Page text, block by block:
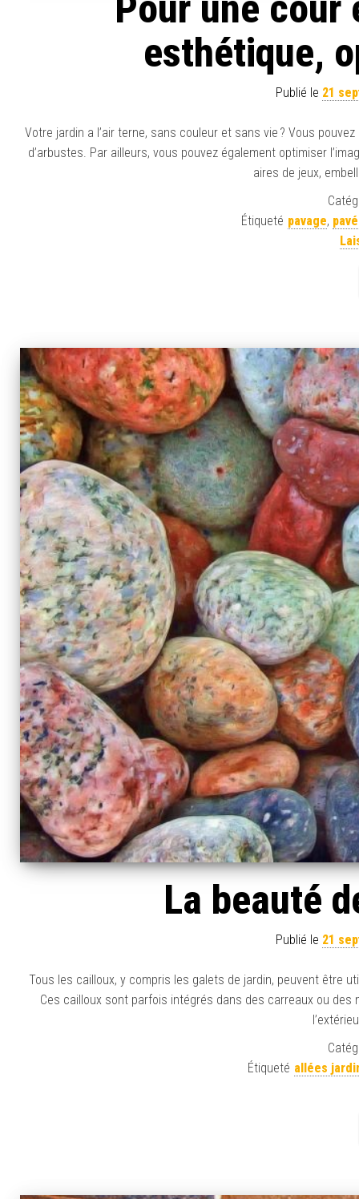
esthétique,
Publié le 21
Votre jardin a l’air terne, sans couleur et sans vie ? Vous
d’arbustes. Par ailleurs, vous pouvez également optimiser
aires de jeux,
Étiqueté pavage,
La beauté
Publié le 21
Tous les cailloux, y compris les galets de jardin, peuvent être
Ces cailloux sont parfois intégrés dans des carreaux ou des
Étiqueté allées